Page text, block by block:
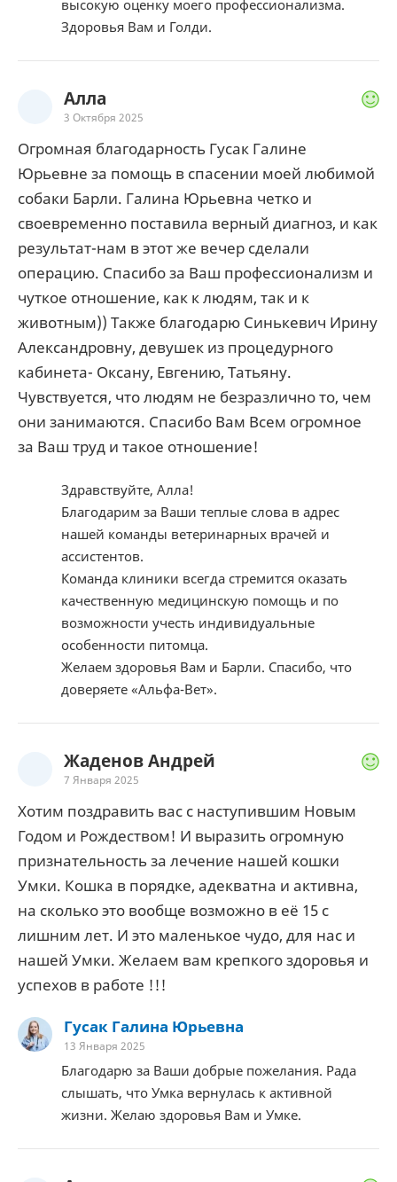
высокую оценку моего профессионализма.
Здоровья Вам и Голди.
Алла
3 Октября 2025
Огромная благодарность Гусак Галине
Юрьевне за помощь в спасении моей любимой
собаки Барли. Галина Юрьевна четко и
своевременно поставила верный диагноз, и как
результат-нам в этот же вечер сделали
операцию. Спасибо за Ваш профессионализм и
чуткое отношение, как к людям, так и к
животным)) Также благодарю Синькевич Ирину
Александровну, девушек из процедурного
кабинета- Оксану, Евгению, Татьяну.
Чувствуется, что людям не безразлично то, чем
они занимаются. Спасибо Вам Всем огромное
за Ваш труд и такое отношение!
Здравствуйте, Алла!
Благодарим за Ваши теплые слова в адрес
нашей команды ветеринарных врачей и
ассистентов.
Команда клиники всегда стремится оказать
качественную медицинскую помощь и по
возможности учесть индивидуальные
особенности питомца.
Желаем здоровья Вам и Барли. Спасибо, что
доверяете «Альфа-Вет».
Жаденов Андрей
7 Января 2025
Хотим поздравить вас с наступившим Новым
Годом и Рождеством! И выразить огромную
признательность за лечение нашей кошки
Умки. Кошка в порядке, адекватна и активна,
на сколько это вообще возможно в её 15 с
лишним лет. И это маленькое чудо, для нас и
нашей Умки. Желаем вам крепкого здоровья и
успехов в работе !!!
Гусак Галина Юрьевна
13 Января 2025
Благодарю за Ваши добрые пожелания. Рада
слышать, что Умка вернулась к активной
жизни. Желаю здоровья Вам и Умке.